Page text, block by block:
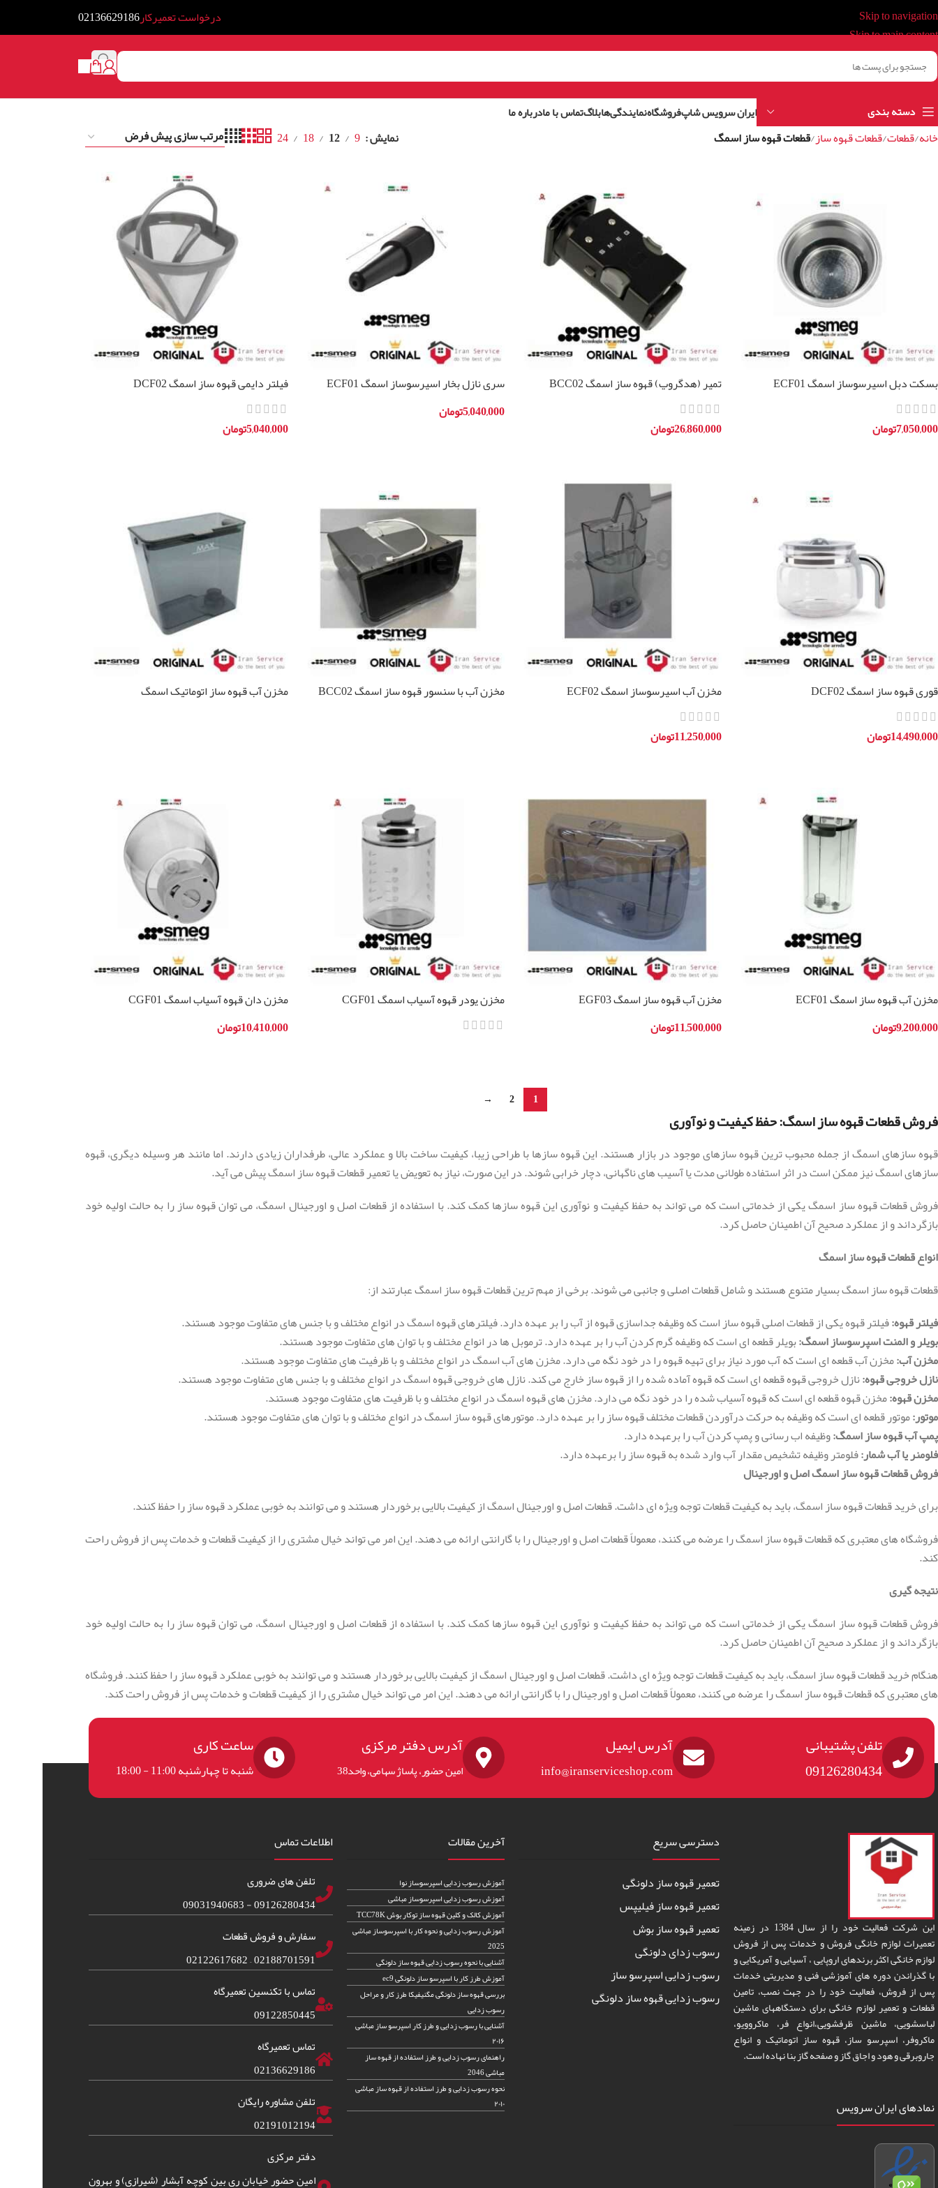
Skip to navigation
Skip to main content
درخواست تعمیرکار02136629186
دسته بندی ایران سرویس شاپفروشگاهنمایندگی‌هابلاگتماس با مادرباره ما
خانه/قطعات/قطعات قهوه ساز/قطعات قهوه ساز اسمگ نمایش 9
12
18
24
بسکت دبل اسپرسوساز اسمگ ECF01
7,050,000تومان
تمپر (هدگروپ) قهوه ساز اسمگ BCC02
26,860,000تومان
سری نازل بخار اسپرسوساز اسمگ ECF01
5,040,000تومان
فیلتر دایمی قهوه ساز اسمگ DCF02
5,040,000تومان
قوری قهوه ساز اسمگ DCF02
14,490,000تومان
مخزن آب اسپرسوساز اسمگ ECF02
11,250,000تومان
مخزن آب با سنسور قهوه ساز اسمگ BCC02
مخزن آب قهوه ساز اتوماتیک اسمگ
مخزن آب قهوه ساز اسمگ ECF01
9,200,000تومان
مخزن آب قهوه ساز اسمگ EGF03
11,500,000تومان
مخزن پودر قهوه آسیاب اسمگ CGF01
مخزن دان قهوه آسیاب اسمگ CGF01
10,410,000تومان
1
2
→
فروش قطعات قهوه ساز اسمگ: حفظ کیفیت و نوآوری
قهوه سازهای اسمگ از جمله محبوب ترین قهوه سازهای موجود در بازار هستند. این قهوه سازها با طراحی زیبا، کیفیت ساخت بالا و عملکرد عالی، طرفداران زیادی دارند. اما مانند هر وسیله دیگری، قهوه
سازهای اسمگ نیز ممکن است در اثر استفاده طولانی مدت یا آسیب های ناگهانی، دچار خرابی شوند. در این صورت، نیاز به تعویض یا تعمیر قطعات قهوه ساز اسمگ پیش می آید.
فروش قطعات قهوه ساز اسمگ یکی از خدماتی است که می تواند به حفظ کیفیت و نوآوری این قهوه سازها کمک کند. با استفاده از قطعات اصل و اورجینال اسمگ، می توان قهوه ساز را به حالت اولیه خود
بازگرداند و از عملکرد صحیح آن اطمینان حاصل کرد.
انواع قطعات قهوه ساز اسمگ
قطعات قهوه ساز اسمگ بسیار متنوع هستند و شامل قطعات اصلی و جانبی می شوند. برخی از مهم ترین قطعات قهوه ساز اسمگ عبارتند از:
فیلتر قهوه:فیلتر قهوه یکی از قطعات اصلی قهوه ساز است که وظیفه جداسازی قهوه از آب را بر عهده دارد. فیلترهای قهوه اسمگ در انواع مختلف و با جنس های متفاوت موجود هستند.
بویلر و المنت اسپرسوساز اسمگ:بویلر قطعه ای است که وظیفه گرم کردن آب را بر عهده دارد. ترموبل ها در انواع مختلف و با توان های متفاوت موجود هستند.
مخزن آب:مخزن آب قطعه ای است که آب مورد نیاز برای تهیه قهوه را در خود نگه می دارد. مخزن های آب اسمگ در انواع مختلف و با ظرفیت های متفاوت موجود هستند.
نازل خروجی قهوه:نازل خروجی قهوه قطعه ای است که قهوه آماده شده را از قهوه ساز خارج می کند. نازل های خروجی قهوه اسمگ در انواع مختلف و با جنس های متفاوت موجود هستند.
مخزن قهوه:مخزن قهوه قطعه ای است که قهوه آسیاب شده را در خود نگه می دارد. مخزن های قهوه اسمگ در انواع مختلف و با ظرفیت های متفاوت موجود هستند.
موتور:موتور قطعه ای است که وظیفه به حرکت درآوردن قطعات مختلف قهوه ساز را بر عهده دارد. موتورهای قهوه ساز اسمگ در انواع مختلف و با توان های متفاوت موجود هستند.
پمپ آب قهوه ساز اسمگ:وظیفه اب رسانی و پمپ کردن آب را برعهده دارد.
فلومنر یا آب شمار:فلومتر وظیفه تشخیص مقدار آب وارد شده به قهوه ساز را برعهده دارد.
فروش قطعات قهوه ساز اسمگ اصل و اورجینال
برای خرید قطعات قهوه ساز اسمگ، باید به کیفیت قطعات توجه ویژه ای داشت.قطعات اصل و اورجینال اسمگ از کیفیت بالایی برخوردار هستند و می توانند به خوبی عملکرد قهوه ساز را حفظ کنند.
فروشگاه های معتبری که قطعات قهوه ساز اسمگ را عرضه می کنند، معمولاً قطعات اصل و اورجینال را با گارانتی ارائه می دهند.این امر می تواند خیال مشتری را از کیفیت قطعات و خدمات پس از فروش راحت
کند.
نتیجه گیری
فروش قطعات قهوه ساز اسمگ یکی از خدماتی است که می تواند به حفظ کیفیت و نوآوری این قهوه سازها کمک کند.با استفاده از قطعات اصل و اورجینال اسمگ، می توان قهوه ساز را به حالت اولیه خود
بازگرداند و از عملکرد صحیح آن اطمینان حاصل کرد.
هنگام خرید قطعات قهوه ساز اسمگ، باید به کیفیت قطعات توجه ویژه ای داشت.قطعات اصل و اورجینال اسمگ از کیفیت بالایی برخوردار هستند و می توانند به خوبی عملکرد قهوه ساز را حفظ کنند.فروشگاه
های معتبری که قطعات قهوه ساز اسمگ را عرضه می کنند، معمولاً قطعات اصل و اورجینال را با گارانتی ارائه می دهند.این امر می تواند خیال مشتری را از کیفیت قطعات و خدمات پس از فروش راحت کند.
تلفن پشتیبانی
09126280434
آدرس ایمیل
info@iranserviceshop.com
آدرس دفتر مرکزی
امین حضور، پاساژ سهامی، واحد38
ساعت کاری
شنبه تا چهارشنبه 11:00 - 18:00
این شرکت فعالیت خود را از سال 1384 در زمینه
تعمیرات لوازم خانگی فروش و خدمات پس از فروش
لوازم خانگی اکثر برندهای اروپایی ، آسیایی و آمریکایی و
با گذراندن دوره های آموزشی فنی و مدیریتی خدمات
پس از فروش، فعالیت خود را در جهت نصب، تامین
قطعات و تعمیر لوازم خانگی برای دستگاههای ماشین
لباسشویی، ماشین ظرفشویی،انواع فر، ماکروویو،
ماکروفر، اسپرسو ساز، قهوه ساز اتوماتیک و انواع
جاروبرقی و هود و اجاق گاز و صفحه گاز بنا نهاده است.
نمادهای ایران سرویس
دسترسی سریع
تعمیر قهوه ساز دلونگی
تعمیر قهوه ساز فیلیپس
تعمیر قهوه ساز بوش
رسوب زدای دلونگی
رسوب زدایی اسپرسو ساز
رسوب زدایی قهوه ساز دلونگی
آخرین مقالات
آموزش رسوب زدایی اسپرسوساز نوا
آموزش رسوب زدایی اسپرسوساز مباشی
آموزش کالک و کلین قهوه ساز توکار بوش TCC78K
آموزش رسوب زدایی و نحوه کار با اسپرسوساز مباشی
2025
آشنایی با نحوه رسوب زدایی قهوه ساز دلونگی
آموزش طرز کار با اسپرسو ساز دلونگی ec9
بررسی قهوه ساز دلونگی مگنیفیکا طرز کار و مراحل
رسوب زدایی
آشنایی با رسوب زدایی و طرز کار اسپرسو ساز مباشی
۲۰۱۶
راهنمای رسوب زدایی و طرز استفاده از قهوه ساز
مباشی 2046
نحوه رسوب زدایی و طرز استفاده از قهوه ساز مباشی
۲۰۱۰
اطلاعات تماس
تلفن های ضروری
09126280434 - 09031940683
سفارش و فروش قطعات
02188701591 – 02122617682
تماس با تکنسین تعمیرگاه
09122850445
تماس تعمیرگاه
02136629186
تلفن مشاوره رایگان
02191012194
دفتر مرکزی
امین حضور خیابان ری بین کوچه آبشار (شیرازی) و بهرون